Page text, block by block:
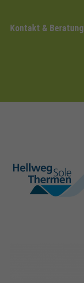
Kontakt & Beratung
hellweg-sole-
thermen.de